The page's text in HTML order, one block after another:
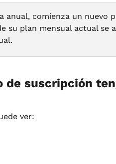
anual, comienza un nuevo
su plan mensual actual se
de suscripción
ver: